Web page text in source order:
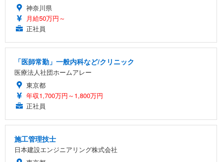
神奈川県
月給50万円～
正社員
「医師常勤」一般内科など/クリニック
医療法人社団ホームアレー
東京都
年収1,700万円～1,800万円
正社員
施工管理技士
日本建設エンジニアリング株式会社